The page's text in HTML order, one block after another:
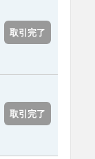
取引完了
取引完了